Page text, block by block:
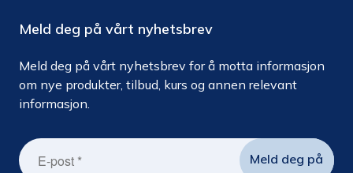
Meld deg på vårt nyhetsbrev
Meld deg på vårt nyhetsbrev for å motta informasjon
om nye produkter, tilbud, kurs og annen relevant
informasjon.